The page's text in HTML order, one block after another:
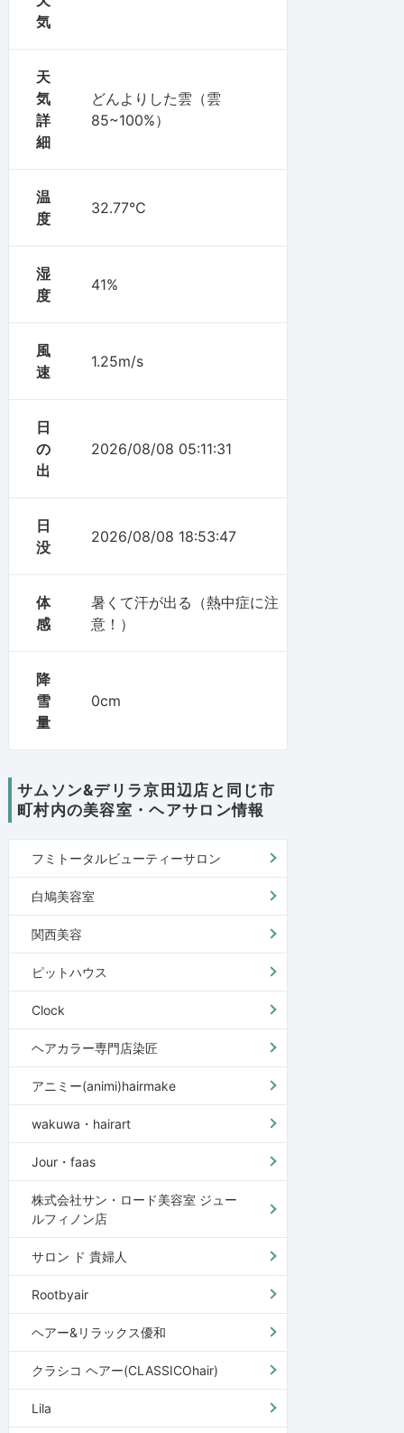
気
天
気
詳
細
どんよりした雲（雲
85~100%）
温
度
32.77℃
湿
度
41%
風
速
1.25m/s
日
の
出
2026/08/08 05:11:31
日
没
2026/08/08 18:53:47
体
感
暑くて汗が出る（熱中症に注
意！）
降
雪
量
0cm
サムソン&デリラ京田辺店と同じ市
町村内の美容室・ヘアサロン情報
フミトータルビューティーサロン
白鳩美容室
関西美容
ピットハウス
Clock
ヘアカラー専門店染匠
アニミー(animi)hairmake
wakuwa・hairart
Jour・faas
株式会社サン・ロード美容室 ジュー
ルフィノン店
サロン ド 貴婦人
Rootbyair
ヘアー&リラックス優和
クラシコ ヘアー(CLASSICOhair)
Lila